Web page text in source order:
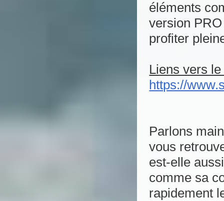
éléments
version
profiter
Liens vers
https://
Parlons
vous
est-elle
comme sa
rapidement